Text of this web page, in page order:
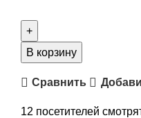
Шнур
вощеный,
1
В корзину
Сравнить
12 посетителей